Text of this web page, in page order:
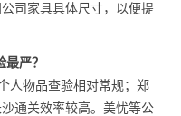
司家具具体尺寸，以便提
严？
人物品查验相对常规；郑
通关效率较高。美忧等公